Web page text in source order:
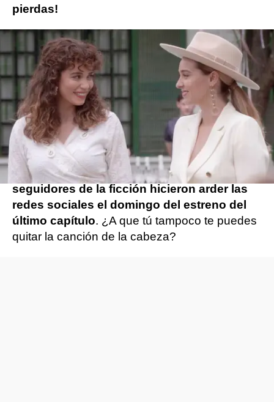
pierdas!
No podía haber una canción más perfecta
para la ocasión: 'No puedo vivir sin ti', de
Coque Malla.
La emoción y la euforia se apoderó de los
invitados a la boda, ¡todos rodearon a las
recién casadas para unirse a la canción entre
saltos y tremenda felicidad!. Una sensación
que traspasaba la pantalla, y es quelos
seguidores de la ficción hicieron arder las
redes sociales el domingo del estreno del
último capítulo. ¿A que tú tampoco te puedes
quitar la canción de la cabeza?